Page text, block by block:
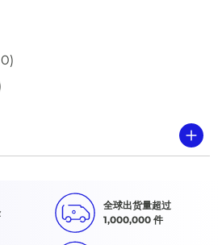
全球出货量超过
1,000,000 件